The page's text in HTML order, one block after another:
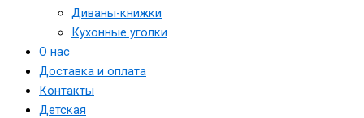
Диваны-книжки
Кухонные уголки
О нас
Доставка и оплата
Контакты
Детская